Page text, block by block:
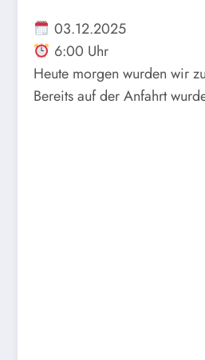
03.12.2025
6:00 Uhr
Heute morgen wurden wir
Bereits auf der Anfahrt